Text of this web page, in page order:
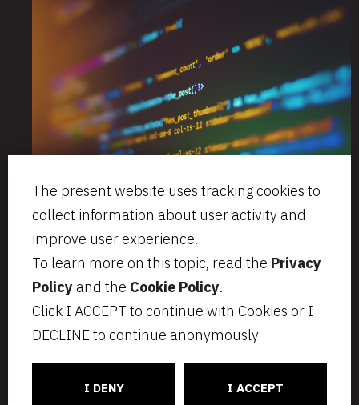
The present website uses tracking cookies to
collect information about user activity and
improve user experience.
To learn more on this topic, read the Privacy
Policy and the Cookie Policy.
Click I ACCEPT to continue with Cookies or I
DECLINE to continue anonymously
I DENY I ACCEPT
Via Aurelio Saffi, 23
20123 Milano
VAT IT07797470965
segreteria@bcip.it
+ 39 02 49 46 8776
Privacy
Cookie Policy